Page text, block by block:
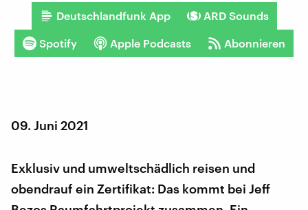
Deutschlandfunk App ARD Sounds
Spotify Apple Podcasts Abonnieren
09. Juni 2021
Exklusiv und umweltschädlich reisen und
obendrauf ein Zertifikat: Das kommt bei Jeff